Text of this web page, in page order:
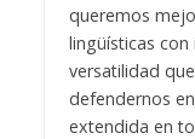
queremos
lingüísticas
versatilidad
defendernos
extendida en